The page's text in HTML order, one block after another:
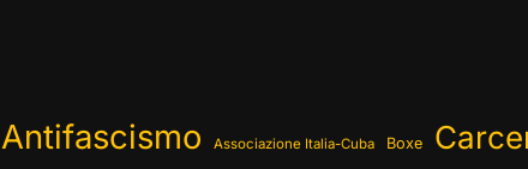
Antifascismo Associazione Italia-Cuba Boxe